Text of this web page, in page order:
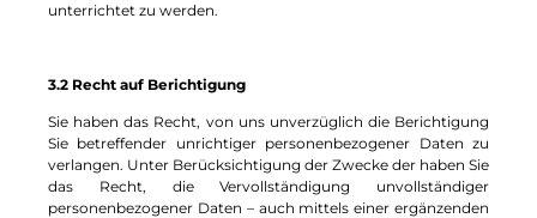
unterrichtet zu werden.
3.2 Recht auf Berichtigung
Sie haben das Recht, von uns unverzüglich die Berichtigung
Sie betreffender unrichtiger personenbezogener Daten zu
verlangen. Unter Berücksichtigung der Zwecke der haben Sie
das Recht, die Vervollständigung unvollständiger
personenbezogener Daten – auch mittels einer ergänzenden